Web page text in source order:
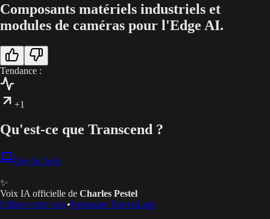
Composants matériels industriels et
modules de caméras pour l'Edge AI.
Tendance :
+1
Qu'est-ce que Transcend ?
Dev & Tech
✨
Voix IA officielle de Charles Pestel
Utiliser cette voix•Partenaire ElevenLabs